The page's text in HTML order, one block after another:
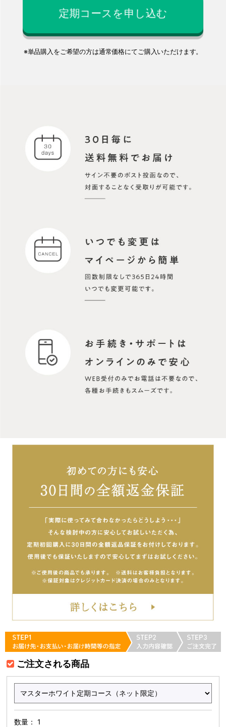
定期コースを申し込む
※単品購入をご希望の方は通常価格にてご購入いただけます。
ご注文される商品
数量： 1